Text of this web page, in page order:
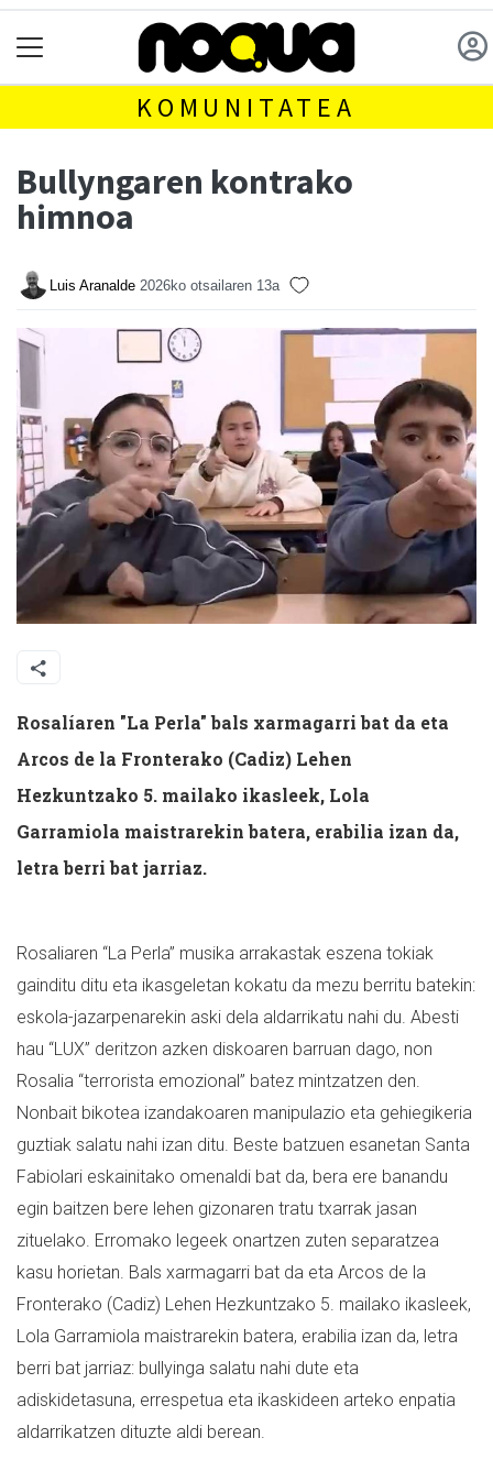
KOMUNITATEA
Bullyngaren kontrako
himnoa
Luis Aranalde 2026ko otsailaren 13a
Rosalíaren "La Perla" bals xarmagarri bat da eta
Arcos de la Fronterako (Cadiz) Lehen
Hezkuntzako 5. mailako ikasleek, Lola
Garramiola maistrarekin batera, erabilia izan da,
letra berri bat jarriaz.
Rosaliaren “La Perla” musika arrakastak eszena tokiak
gainditu ditu eta ikasgeletan kokatu da mezu berritu batekin:
eskola-jazarpenarekin aski dela aldarrikatu nahi du. Abesti
hau “LUX” deritzon azken diskoaren barruan dago, non
Rosalia “terrorista emozional” batez mintzatzen den.
Nonbait bikotea izandakoaren manipulazio eta gehiegikeria
guztiak salatu nahi izan ditu. Beste batzuen esanetan Santa
Fabiolari eskainitako omenaldi bat da, bera ere banandu
egin baitzen bere lehen gizonaren tratu txarrak jasan
zituelako. Erromako legeek onartzen zuten separatzea
kasu horietan. Bals xarmagarri bat da eta Arcos de la
Fronterako (Cadiz) Lehen Hezkuntzako 5. mailako ikasleek,
Lola Garramiola maistrarekin batera, erabilia izan da, letra
berri bat jarriaz: bullyinga salatu nahi dute eta
adiskidetasuna, errespetua eta ikaskideen arteko enpatia
aldarrikatzen dituzte aldi berean.